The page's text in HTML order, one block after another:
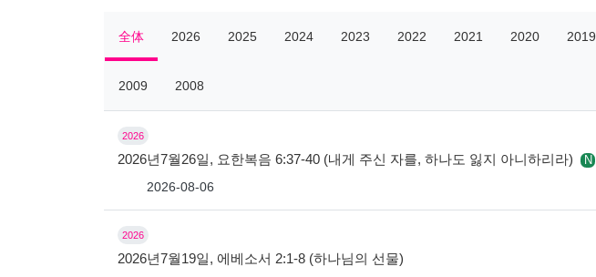
全体 2026 2025 2024 2023 2022 2021 2020 2019
2009 2008
2026
2026년7월26일, 요한복음 6:37-40 (내게 주신 자를, 하나도 잃지 아니하리라) N
2026-08-06
2026
2026년7월19일, 에베소서 2:1-8 (하나님의 선물)